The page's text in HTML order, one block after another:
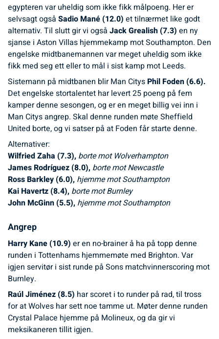
egypteren var uheldig som ikke fikk målpoeng. Her er
selvsagt også Sadio Mané (12.0) et tilnærmet like godt
alternativ. Til slutt gir vi også Jack Grealish (7.3) en ny
sjanse i Aston Villas hjemmekamp mot Southampton. Den
engelske midtbanemannen var meget uheldig som ikke
fikk med seg ett eller to mål i sist kamp mot Leeds.
Sistemann på midtbanen blir Man Citys Phil Foden (6.6).
Det engelske stortalentet har levert 25 poeng på fem
kamper denne sesongen, og er en meget billig vei inn i
Man Citys angrep. Skal denne runden møte Sheffield
United borte, og vi satser på at Foden får starte denne.
Alternativer:
Wilfried Zaha (7.3), borte mot Wolverhampton
James Rodríguez (8.0), borte mot Newcastle
Ross Barkley (6.0), hjemme mot Southampton
Kai Havertz (8.4), borte mot Burnley
John McGinn (5.5), hjemme mot Southampton
Angrep
Harry Kane (10.9) er en no-brainer å ha på topp denne
runden i Tottenhams hjemmemøte med Brighton. Var
igjen servitør i sist runde på Sons matchvinnerscoring mot
Burnley.
Raúl Jiménez (8.5) har scoret i to runder på rad, til tross
for at Wolves har sett noe tamme ut. Møter denne runden
Crystal Palace hjemme på Molineux, og da gir vi
meksikaneren tillit igjen.